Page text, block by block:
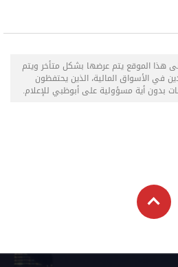
هذا الموقع يتم عرضها بشكل متأخر ويتم
في الأسواق المالية، الذين يحتفظون
بدون أية مسؤولية على أبوظبي للإعلام.